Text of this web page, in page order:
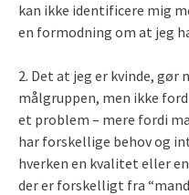
kan ikke identificere mig
en formodning om at jeg
2. Det at jeg er kvinde, gør
målgruppen, men ikke
et problem – mere fordi
har forskellige behov og
hverken en kvalitet eller
der er forskelligt fra